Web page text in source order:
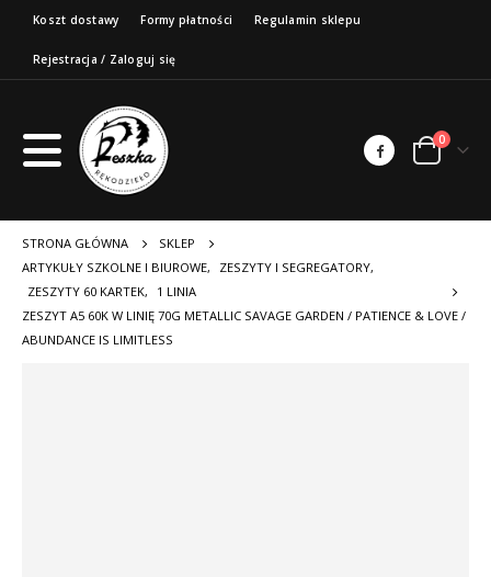
Koszt dostawy Formy płatności Regulamin sklepu
Rejestracja / Zaloguj się
0
STRONA GŁÓWNA
SKLEP
ARTYKUŁY SZKOLNE I BIUROWE, ZESZYTY I SEGREGATORY,
ZESZYTY 60 KARTEK,
1 LINIA
ZESZYT A5 60K W LINIĘ 70G METALLIC SAVAGE GARDEN / PATIENCE & LOVE /
ABUNDANCE IS LIMITLESS